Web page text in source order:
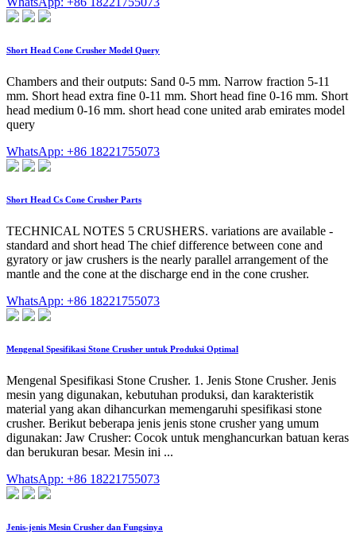
Short Head Cone Crusher Model Query
Chambers and their outputs: Sand 0-5 mm. Narrow fraction 5-11
mm. Short head extra fine 0-11 mm. Short head fine 0-16 mm. Short
head medium 0-16 mm. short head cone united arab emirates model
query
WhatsApp: +86 18221755073
Short Head Cs Cone Crusher Parts
TECHNICAL NOTES 5 CRUSHERS. variations are available -
standard and short head The chief difference between cone and
gyratory or jaw crushers is the nearly parallel arrangement of the
mantle and the cone at the discharge end in the cone crusher.
WhatsApp: +86 18221755073
Mengenal Spesifikasi Stone Crusher untuk Produksi Optimal
Mengenal Spesifikasi Stone Crusher. 1. Jenis Stone Crusher. Jenis
mesin yang digunakan, kebutuhan produksi, dan karakteristik
material yang akan dihancurkan memengaruhi spesifikasi stone
crusher. Berikut beberapa jenis jenis stone crusher yang umum
digunakan: Jaw Crusher: Cocok untuk menghancurkan batuan keras
dan berukuran besar. Mesin ini ...
WhatsApp: +86 18221755073
Jenis-jenis Mesin Crusher dan Fungsinya